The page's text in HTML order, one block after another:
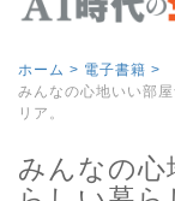
ホーム > 電子書籍 >
みんなの心地いい部
リア。
みんなの心